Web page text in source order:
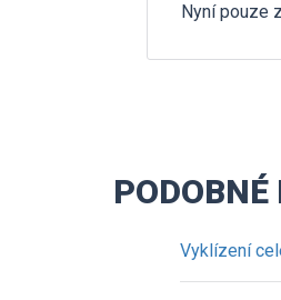
Nyní pouze
Vyklízení